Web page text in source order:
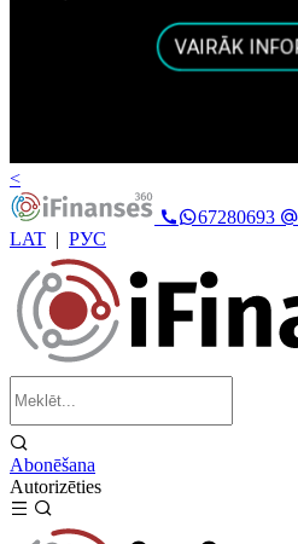
<
67280693
LAT | РУС
Abonēšana
Autorizēties